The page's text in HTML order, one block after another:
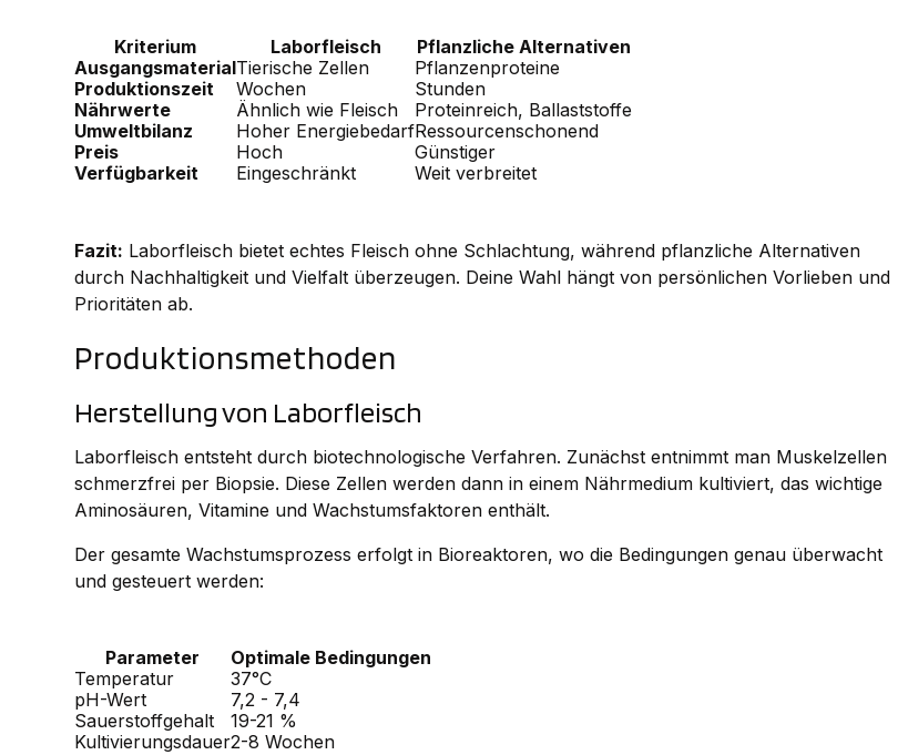
Kriterium Laborfleisch
Pflanzliche Alternativen
AusgangsmaterialTierische Zellen
Pflanzenproteine
Produktionszeit
Wochen
Stunden
Nährwerte
Ähnlich wie Fleisch
Proteinreich, Ballaststoffe
Umweltbilanz
Hoher EnergiebedarfRessourcenschonend
Preis
Hoch
Günstiger
Verfügbarkeit
Eingeschränkt Weit verbreitet
Fazit: Laborfleisch bietet echtes Fleisch ohne Schlachtung, während pflanzliche Alternativen
durch Nachhaltigkeit und Vielfalt überzeugen. Deine Wahl hängt von persönlichen Vorlieben und
Prioritäten ab.
Produktionsmethoden
Herstellung von Laborfleisch
Laborfleisch entsteht durch biotechnologische Verfahren. Zunächst entnimmt man Muskelzellen
schmerzfrei per Biopsie. Diese Zellen werden dann in einem Nährmedium kultiviert, das wichtige
Aminosäuren, Vitamine und Wachstumsfaktoren enthält.
Der gesamte Wachstumsprozess erfolgt in Bioreaktoren, wo die Bedingungen genau überwacht
und gesteuert werden:
Parameter
Optimale Bedingungen
Temperatur
37°C
pH-Wert
7,2 - 7,4
Sauerstoffgehalt
19-21 %
Kultivierungsdauer2-8 Wochen